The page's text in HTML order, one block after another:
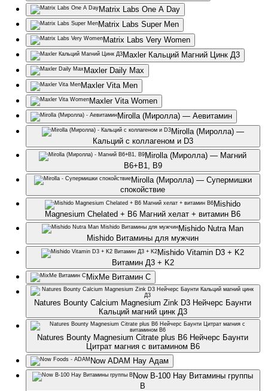
Matrix Labs One A Day
Matrix Labs Super Men
Matrix Labs Very Women
Maxler Кальций Магний Цинк Д3
Maxler Daily Max
Maxler Vita Men
Maxler Vita Women
Mirolla (Миролла) — Аевитамин
Mirolla (Миролла) —
Кальций с коллагеном и D3
Mirolla (Миролла) — Магний
В6+В1, В9
Mirolla (Миролла) — Супермишки
спокойствие
Mishido
Magnesium Chelated + B6 Магний хелат + витамин B6
Mishido Nutra Man
Mishido Витамины для мужчин
Mishido Vitamin D3 + K2
Витамин Д3 + K2
MixMe Витамин С
Natures Bounty Calcium Magnesium Zink D3 Нейчерс Баунти
Кальций магний цинк Д3
Natures Bounty Magnesium Citrate plus B6 Нейчерс Баунти
Цитрат магния с витамином В6
Now ADAM Нау Адам
Now B-100 Нау Витамины группы
В